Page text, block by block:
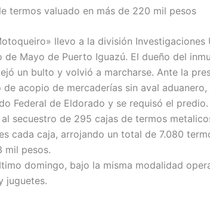
termos valuado en más de 220 mil pesos
llevo a la división
de Mayo de Puerto Iguazú. El dueño del
un bulto y volvió a marcharse. Ante la
acopio de mercaderías sin aval
Federal de Eldorado y se requisó el predio.
secuestro de 295 cajas de termos
cada caja, arrojando un total de 7.080
mil pesos.
domingo, bajo la misma modalidad
juguetes.